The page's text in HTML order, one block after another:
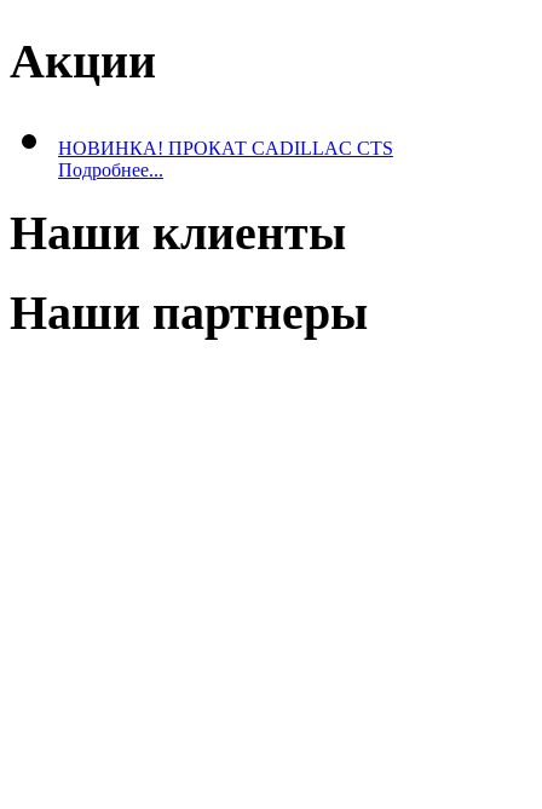
Акции
НОВИНКА! ПРОКАТ CADILLAC CTS
Подробнее...
Наши клиенты
Наши партнеры